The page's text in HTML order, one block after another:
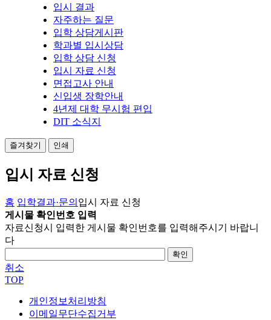
입시 결과
자주하는 질문
입학 상담게시판
학과별 입시상담
입학 상담 신청
입시 자료 신청
면접고사 안내
신입생 장학안내
4년제 대학 무시험 편입
DIT 소식지
즐겨찾기 인쇄
입시 자료 신청
홈 입학결과·문의 입시 자료 신청
게시물 확인번호 입력
자료신청시 입력한 게시물 확인번호를 입력해주시기 바랍니
다
확인
취소
TOP
개인정보처리방침
이메일무단수집거부